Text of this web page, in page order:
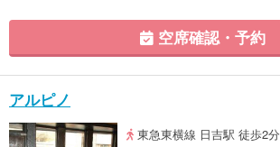
空席確認・予約
アルピノ
東急東横線 日吉駅 徒歩2分